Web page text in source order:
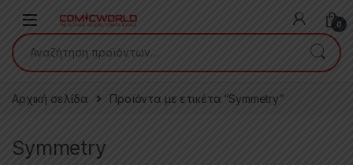
0
Αναζήτηση για:
Αρχική σελίδα Προϊόντα με ετικέτα “Symmetry”
Symmetry